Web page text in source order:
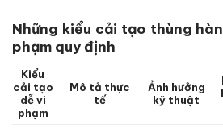
Những kiểu cải tạo thùng
phạm quy định
Kiểu
cải tạo
dễ vi
phạm
Mô tả thực
tế
Ảnh hưởng
kỹ thuật